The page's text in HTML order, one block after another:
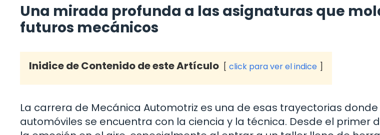
Una mirada profunda a las asignaturas que
futuros mecánicos
Inidice de Contenido de este Artículo click para ver el indice
La carrera de Mecánica Automotriz es una de esas trayectorias
automóviles se encuentra con la ciencia y la técnica. Desde el primer